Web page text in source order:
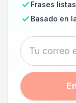
Frases
Basado en